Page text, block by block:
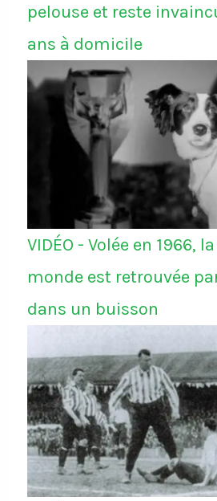
pelouse et reste
ans à domicile
VIDÉO - Volée en 1966,
monde est retrouvée
dans un buisson